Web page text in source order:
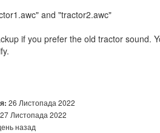
and "tractor2.awc"
if you prefer the old tractor sound.
26 Листопада 2022
Листопада 2022
назад